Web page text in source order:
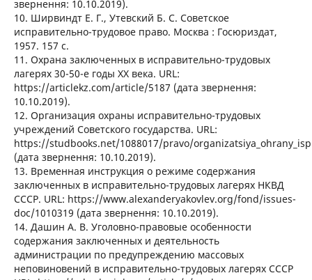
звернення: 10.10.2019).
10. Ширвиндт Е. Г., Утевский Б. С. Советское
исправительно-трудовое право. Москва : Госюриздат,
1957. 157 с.
11. Охрана заключенных в исправительно-трудовых
лагерях 30-50-е годы ХХ века. URL:
https://articlekz.com/article/5187 (дата звернення:
10.10.2019).
12. Организация охраны исправительно-трудовых
учреждений Советского государства. URL:
https://studbooks.net/1088017/pravo/
(дата звернення: 10.10.2019).
13. Временная инструкция о режиме содержания
заключенных в исправительно-трудовых лагерях НКВД
СССР. URL: https://www.alexanderyakovlev.org/fond/issues-
doc/1010319 (дата звернення: 10.10.2019).
14. Дашин А. В. Уголовно-правовые особенности
содержания заключенных и деятельность
администрации по предупреждению массовых
неповиновений в исправительно-трудовых лагерях СССР